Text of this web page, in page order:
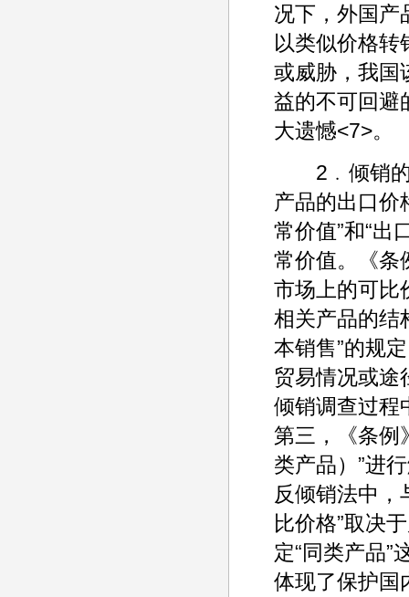
况下，外国产
以类似价格
或威胁，我国
益的不可回避
大遗憾<7>。
2﹒倾销的
产品的出口价
常价值”和“出
常价值。《条
市场上的可比
相关产品的结
本销售”的规
贸易情况或途
倾销调查过程
第三，《条例
类产品）”进
反倾销法中，
比价格”取决
定“同类产品”
体现了保护国